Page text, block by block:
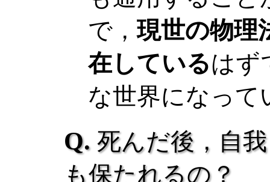
で，現世の物理
在しているはず
な世界になって
死んだ後，自
も保たれるの？